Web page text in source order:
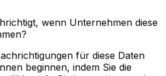
wenn Unternehmen diese
für diese Daten
beginnen, indem Sie die